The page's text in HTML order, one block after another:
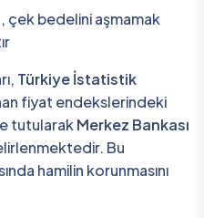
çek bedelini aşmamak
Türkiye İstatistik
fiyat endekslerindeki
tutularak Merkez Bankası
Bu
hamilin korunmasını